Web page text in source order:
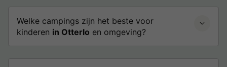
Welke campings zijn het beste voor
kinderen in Otterlo en omgeving?